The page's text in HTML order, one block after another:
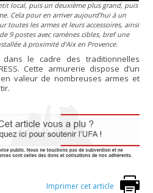
local, puis un deuxième plus grand, puis
Cela pour en arriver aujourd’hui à un
toutes les armes et leurs accessoires, ainsi
9 postes avec ramènes cibles, bref une
à proximité d’Aix en Provence.
le cadre des traditionnelles
Cette armurerie dispose d’un
valeur de nombreuses armes et
Imprimer cet article